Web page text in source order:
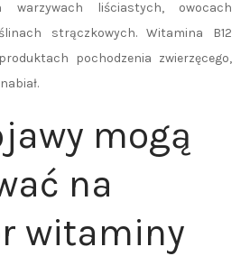
warzywach liściastych, owocach
strączkowych. Witamina B12
pochodzenia zwierzęcego,
mogą
na
witaminy